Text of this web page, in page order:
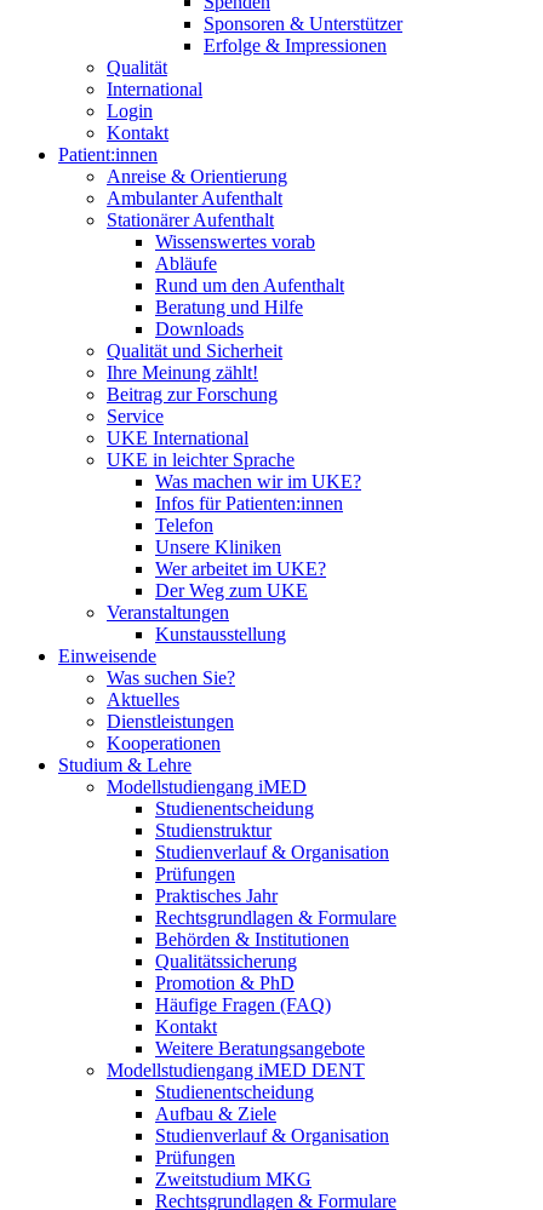
Sponsoren & Unterstützer
Erfolge & Impressionen
Qualität
International
Login
Kontakt
Patient:innen
Anreise & Orientierung
Ambulanter Aufenthalt
Stationärer Aufenthalt
Wissenswertes vorab
Abläufe
Rund um den Aufenthalt
Beratung und Hilfe
Downloads
Qualität und Sicherheit
Ihre Meinung zählt!
Beitrag zur Forschung
Service
UKE International
UKE in leichter Sprache
Was machen wir im UKE?
Infos für Patienten:innen
Telefon
Unsere Kliniken
Wer arbeitet im UKE?
Der Weg zum UKE
Veranstaltungen
Kunstausstellung
Einweisende
Was suchen Sie?
Aktuelles
Dienstleistungen
Kooperationen
Studium & Lehre
Modellstudiengang iMED
Studienentscheidung
Studienstruktur
Studienverlauf & Organisation
Prüfungen
Praktisches Jahr
Rechtsgrundlagen & Formulare
Behörden & Institutionen
Qualitätssicherung
Promotion & PhD
Häufige Fragen (FAQ)
Kontakt
Weitere Beratungsangebote
Modellstudiengang iMED DENT
Studienentscheidung
Aufbau & Ziele
Studienverlauf & Organisation
Prüfungen
Zweitstudium MKG
Rechtsgrundlagen & Formulare